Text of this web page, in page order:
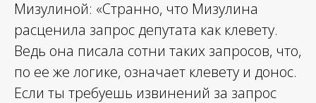
Мизулиной: «Странно, что Мизулина
расценила запрос депутата как клевету.
Ведь она писала сотни таких запросов, что,
по ее же логике, означает клевету и донос.
Если ты требуешь извинений за запрос